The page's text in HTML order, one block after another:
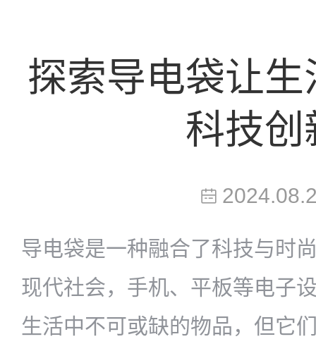
探索导电袋让
科技创
导电袋是一种融合了科技与时
现代社会，手机、平板等电子
生活中不可或缺的物品，但它